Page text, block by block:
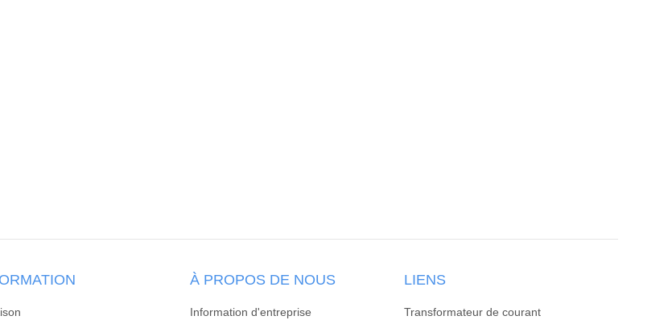
À PROPOS DE NOUS
Information d'entreprise
LIENS
Transformateur de courant